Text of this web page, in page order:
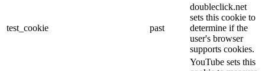
test_cookie past
doubleclick.net
sets this cookie to
determine if the
user's browser
supports cookies.
YouTube sets this